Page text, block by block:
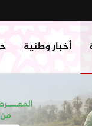
أخبار وطنية